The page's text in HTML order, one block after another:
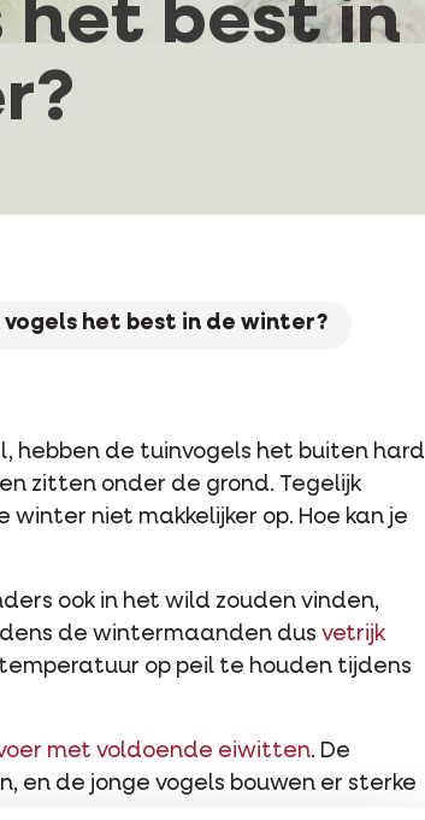
het best in
vogels het best in de winter?
hebben de tuinvogels het buiten hard
zitten onder de grond. Tegelijk
niet makkelijker op. Hoe kan je
ook in het wild zouden vinden,
de wintermaanden dus vetrijk
op peil te houden tijdens
met voldoende eiwitten. De
en de jonge vogels bouwen er sterke